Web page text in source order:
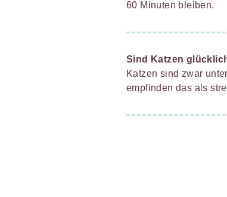
60 Minuten bleiben.
Sind Katzen
Katzen sind zwar
empfinden das als